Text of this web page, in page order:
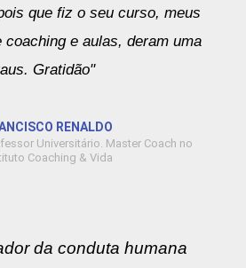
que fiz o seu curso, meus
coaching e aulas, deram uma
Gratidão"
RENALDO
Universitário. Master Coach no
Coaching & Vida
da conduta humana